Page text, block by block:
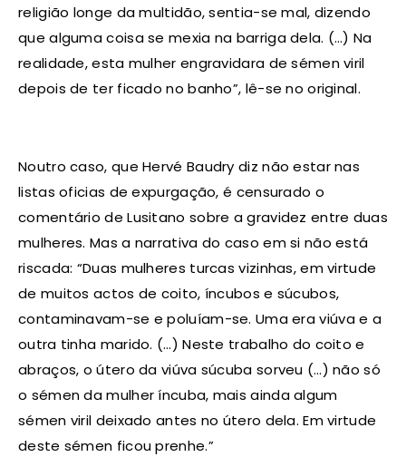
religião longe da multidão, sentia-se mal, dizendo
que alguma coisa se mexia na barriga dela. (…) Na
realidade, esta mulher engravidara de sémen viril
depois de ter ficado no banho”, lê-se no original.
Noutro caso, que Hervé Baudry diz não estar nas
listas oficias de expurgação, é censurado o
comentário de Lusitano sobre a gravidez entre duas
mulheres. Mas a narrativa do caso em si não está
riscada: “Duas mulheres turcas vizinhas, em virtude
de muitos actos de coito, íncubos e súcubos,
contaminavam-se e poluíam-se. Uma era viúva e a
outra tinha marido. (…) Neste trabalho do coito e
abraços, o útero da viúva súcuba sorveu (…) não só
o sémen da mulher íncuba, mais ainda algum
sémen viril deixado antes no útero dela. Em virtude
deste sémen ficou prenhe.”